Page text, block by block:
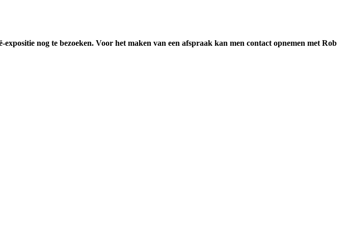
nog te bezoeken. Voor het maken van een afspraak kan men contact opnemen met Rob